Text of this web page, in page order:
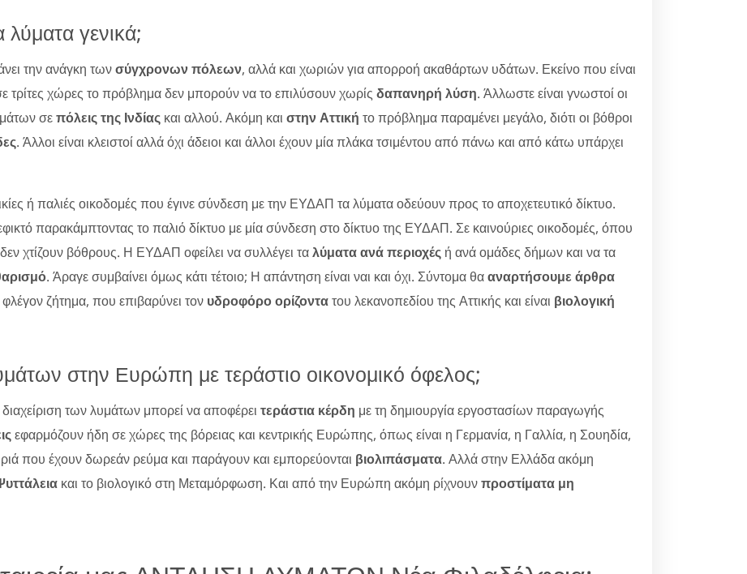
λύματα γενικά;
την ανάγκη τωνσύγχρονων πόλεων, αλλά και χωριών για απορροή ακαθάρτων υδάτων. Εκείνο που είναι
τρίτες χώρες το πρόβλημα δεν μπορούν να το επιλύσουν χωρίς δαπανηρή λύση. Άλλωστε είναι γνωστοί οι
σεπόλεις της Ινδίας και αλλού. Ακόμη και στην Αττική το πρόβλημα παραμένει μεγάλο, διότι οι βόθροι
. Άλλοι είναι κλειστοί αλλά όχι άδειοι και άλλοι έχουν μία πλάκα τσιμέντου από πάνω και από κάτω υπάρχει
ή παλιές οικοδομές που έγινε σύνδεση με την ΕΥΔΑΠ τα λύματα οδεύουν προς το αποχετευτικό δίκτυο.
παρακάμπτοντας το παλιό δίκτυο με μία σύνδεση στο δίκτυο της ΕΥΔΑΠ. Σε καινούριες οικοδομές, όπου
χτίζουν βόθρους. Η ΕΥΔΑΠ οφείλει να συλλέγει ταλύματα ανά περιοχές ή ανά ομάδες δήμων και να τα
. Άραγε συμβαίνει όμως κάτι τέτοιο; Η απάντηση είναι ναι και όχι. Σύντομα θααναρτήσουμε άρθρα
ζήτημα, που επιβαρύνει τον υδροφόρο ορίζοντατου λεκανοπεδίου της Αττικής και είναι βιολογική
στην Ευρώπη με τεράστιο οικονομικό όφελος;
των λυμάτων μπορεί να αποφέρει τεράστια κέρδη με τη δημιουργία εργοστασίων παραγωγής
εφαρμόζουν ήδη σε χώρες της βόρειας και κεντρικής Ευρώπης, όπως είναι η Γερμανία, η Γαλλία, η Σουηδία,
που έχουν δωρεάν ρεύμα και παράγουν και εμπορεύονται βιολιπάσματα. Αλλά στην Ελλάδα ακόμη
και το βιολογικό στη Μεταμόρφωση. Και από την Ευρώπη ακόμη ρίχνουνπροστίματα μη